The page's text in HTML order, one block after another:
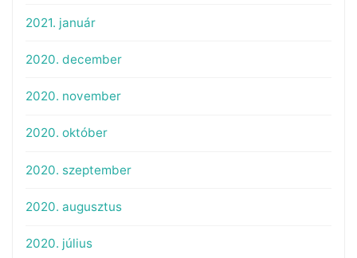
2021. január
2020. december
2020. november
2020. október
2020. szeptember
2020. augusztus
2020. július